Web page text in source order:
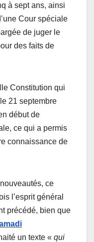
à sept ans, ainsi
Cour spéciale
de juger le
des faits de
Constitution qui
21 septembre
début de
ce qui a permis
connaissance de
ce
l’esprit général
précédé, bien que
un texte « qui